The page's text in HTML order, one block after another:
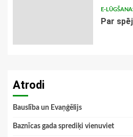
E-
Par
Atrodi
Bauslība un Evaņģēlijs
Baznīcas gada sprediķi vienuviet